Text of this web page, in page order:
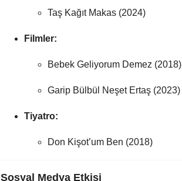
Taş Kağıt Makas (2024)
Filmler:
Bebek Geliyorum Demez (2018)
Garip Bülbül Neşet Ertaş (2023)
Tiyatro:
Don Kişot’um Ben (2018)
Sosyal Medya Etkisi